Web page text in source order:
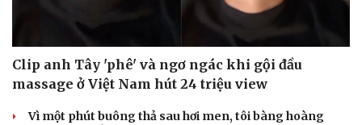
Clip anh Tây 'phê' và ngơ ngác khi gội đầu
massage ở Việt Nam hút 24 triệu view
Vì một phút buông thả sau hơi men, tôi bàng hoàng